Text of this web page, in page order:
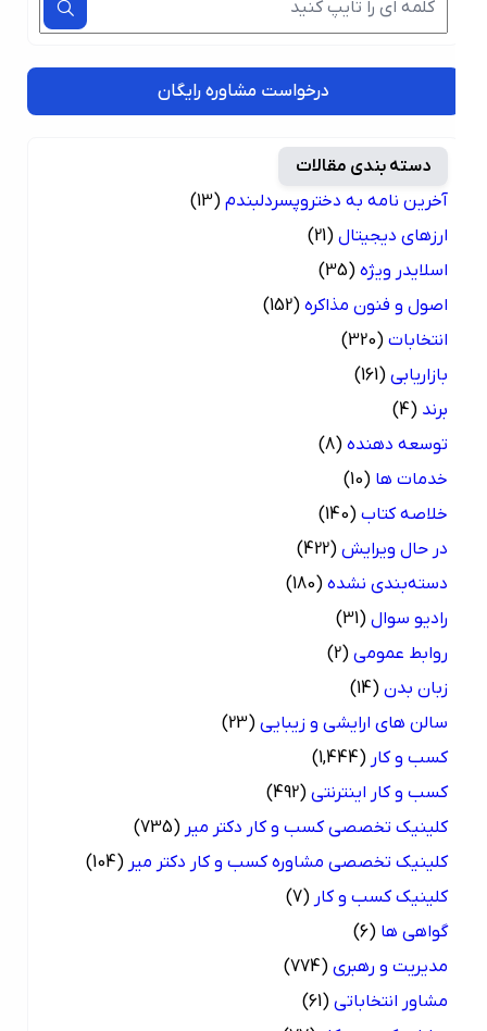
درخواست مشاوره رایگان
دسته بندی مقالات
آخرین نامه به دختروپسردلبندم (13)
ارزهای دیجیتال (21)
اسلایدر ویژه (35)
اصول و فنون مذاکره (152)
انتخابات (320)
بازاریابی (161)
(4)
توسعه دهنده (8)
خدمات ها (10)
خلاصه کتاب (140)
در حال ویرایش (422)
دسته‌بندی نشده (180)
رادیو سوال (31)
روابط عمومی (2)
زبان بدن (14)
سالن های ارایشی و زیبایی (23)
کسب و کار (1,444)
کسب و کار اینترنتی (492)
کلینیک تخصصی کسب و کار دکتر میر (735)
کلینیک تخصصی مشاوره کسب و کار دکتر میر (104)
کلینیک کسب و کار (7)
گواهی ها (6)
مدیریت و رهبری (774)
مشاور انتخاباتی (61)